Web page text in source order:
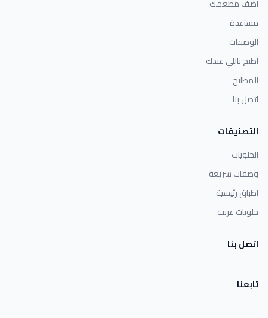
أضف مطعمك
مساعدة
الوصفات
اطبخ باللي عندك
المطابخ
اتصل بنا
التصنيفات
الحلويات
وصفات سريعة
اطباق رئيسية
حلويات غربية
اتصل بنا
تابعنا